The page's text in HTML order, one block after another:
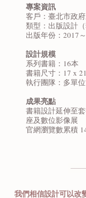
專案資訊
客戶：臺北市政
類型：出版設計
出版年份：2017
設計規模
系列書籍：16本
書籍尺寸：17 x
執行團隊：多單
成果亮點
書籍設計延伸至
座及數位影像展
官網瀏覽數累積
我們相信設計可以改